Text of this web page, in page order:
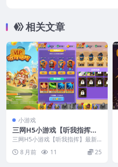
相关文章
VIP
小游戏
三网H5小游戏【听我指挥】
最新整理Linux手工服务端
+安卓+源码
三网H5小游戏【听我指挥】最新
整理Linux手工服务端+安卓+源码
8 月前 11 25